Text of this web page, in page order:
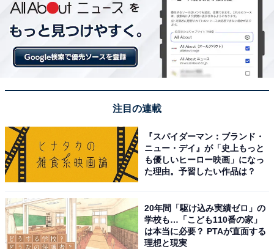
注目の連載
『スパイダーマン：ブランド・
ニュー・デイ』が「史上もっと
も優しいヒーロー映画」になっ
た理由。予習したい作品は？
20年間「駆け込み実績ゼロ」の
学校も…「こども110番の家」
は本当に必要？ PTAが直面する
理想と現実